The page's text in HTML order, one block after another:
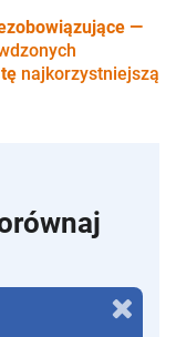
—
najkorzystniejszą